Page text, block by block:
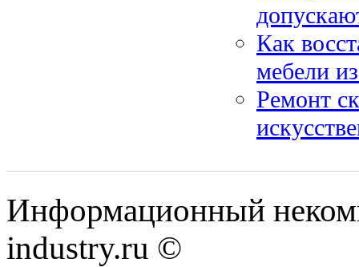
Как
мебели
Ремонт
Информационный
industry.ru ©